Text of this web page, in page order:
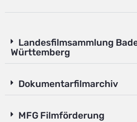
Landesfilmsammlung
Württemberg
Dokumentarfilmarchiv
MFG Filmförderung